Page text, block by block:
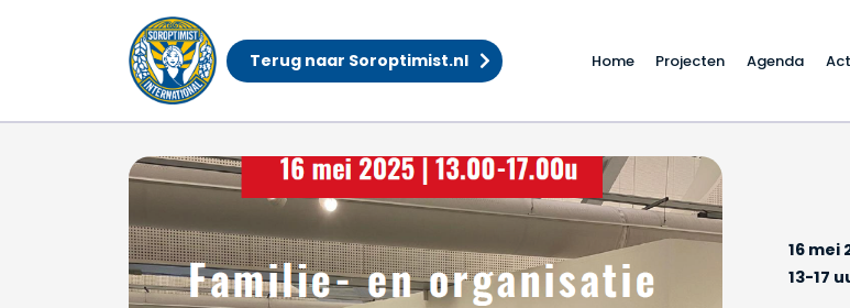
Terug naar Soroptimist.nl Home Projecten Agenda
Workshop Familie- en
16 mei
13-17